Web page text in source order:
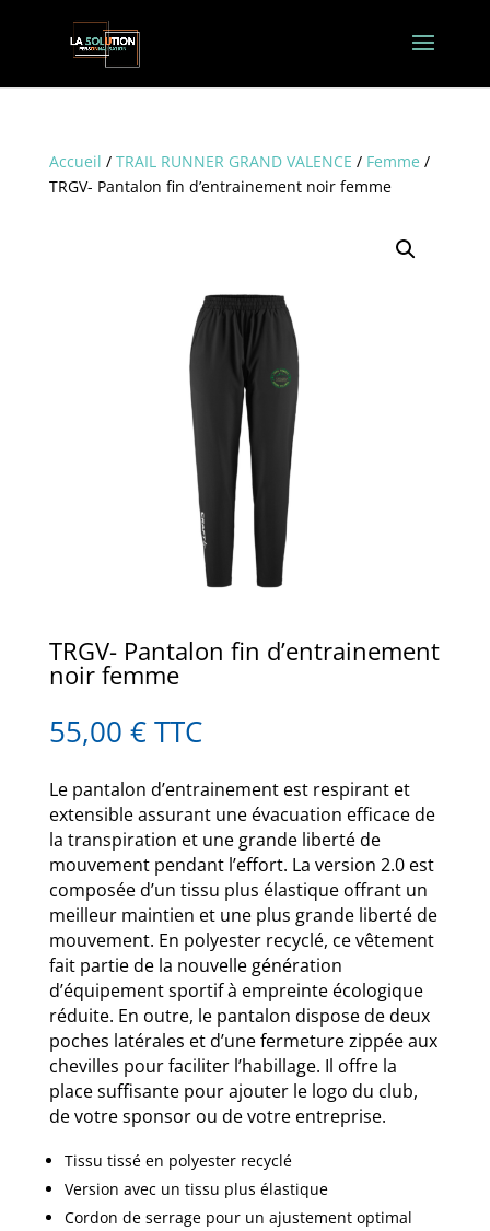
Accueil / TRAIL RUNNER GRAND VALENCE / Femme /
TRGV- Pantalon fin d’entrainement noir femme
TRGV- Pantalon fin d’entrainement
noir femme
55,00 € TTC
Le pantalon d’entrainement est respirant et
extensible assurant une évacuation efficace de
la transpiration et une grande liberté de
mouvement pendant l’effort. La version 2.0 est
composée d’un tissu plus élastique offrant un
meilleur maintien et une plus grande liberté de
mouvement. En polyester recyclé, ce vêtement
fait partie de la nouvelle génération
d’équipement sportif à empreinte écologique
réduite. En outre, le pantalon dispose de deux
poches latérales et d’une fermeture zippée aux
chevilles pour faciliter l’habillage. Il offre la
place suffisante pour ajouter le logo du club,
de votre sponsor ou de votre entreprise.
Tissu tissé en polyester recyclé
Version avec un tissu plus élastique
Cordon de serrage pour un ajustement optimal